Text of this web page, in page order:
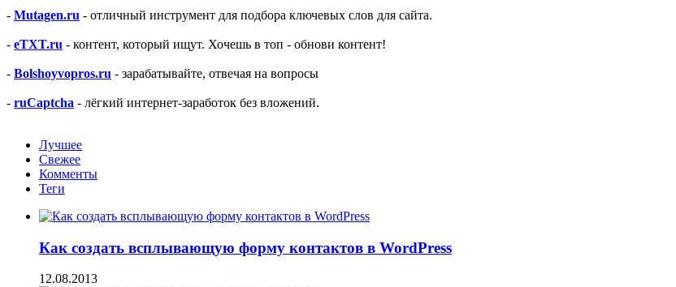
- Mutagen.ru - отличный инструмент для подбора ключевых слов для сайта.
- eTXT.ru - контент, который ищут. Хочешь в топ - обнови контент!
- Bolshoyvopros.ru - зарабатывайте, отвечая на вопросы
- ruCaptcha - лёгкий интернет-заработок без вложений.
Лучшее
Свежее
Комменты
Теги
Как создать всплывающую форму контактов в WordPress
12.08.2013